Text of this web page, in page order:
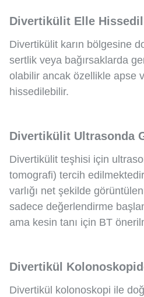
Divertikülit Elle
Divertikülit karın bölgesine
sertlik veya bağırsaklarda
olabilir ancak özellikle apse
hissedilebilir.
Divertikülit Ultrasonda
Divertikülit teşhisi için
tomografi) tercih
varlığı net şekilde
sadece değerlendirme
ama kesin tanı için BT
Divertikül
Divertikül kolonoskopi ile